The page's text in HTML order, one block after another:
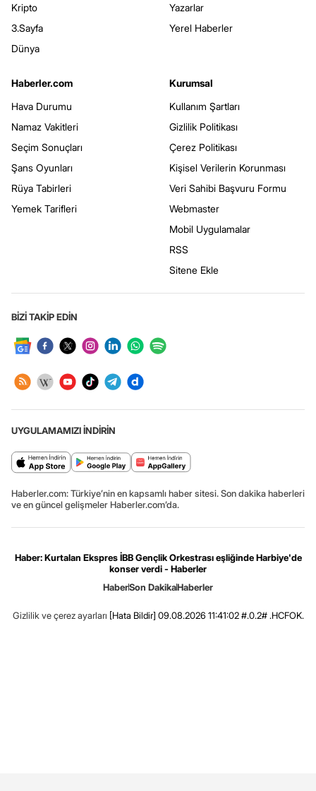
Kripto
3.Sayfa
Dünya
Yazarlar
Yerel Haberler
Haberler.com
Hava Durumu
Namaz Vakitleri
Seçim Sonuçları
Şans Oyunları
Rüya Tabirleri
Yemek Tarifleri
Kurumsal
Kullanım Şartları
Gizlilik Politikası
Çerez Politikası
Kişisel Verilerin Korunması
Veri Sahibi Başvuru Formu
Webmaster
Mobil Uygulamalar
RSS
Sitene Ekle
BİZİ TAKİP EDİN
UYGULAMAMIZI İNDİRİN
Haberler.com: Türkiye’nin en kapsamlı haber sitesi. Son dakika haberleri
ve en güncel gelişmeler Haberler.com’da.
Haber: Kurtalan Ekspres İBB Gençlik Orkestrası eşliğinde Harbiye'de
konser verdi - Haberler
HaberSon DakikaHaberler
Gizlilik ve çerez ayarları [Hata Bildir] 09.08.2026 11:41:02 #.0.2# .HCFOK.